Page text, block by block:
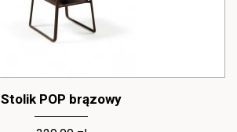
Stolik POP brązowy